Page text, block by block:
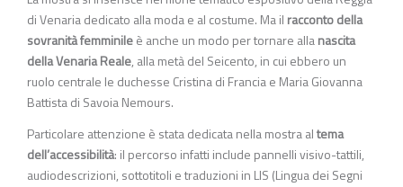
di Venaria dedicato alla moda e al costume. Ma il racconto della
sovranità femminileè anche un modo per tornare allanascita
della Venaria Reale, alla metà del Seicento, in cui ebbero un
ruolo centrale le duchesse Cristina di Francia e Maria Giovanna
Battista di Savoia Nemours.
Particolare attenzione è stata dedicata nella mostra altema
dell’accessibilità: il percorso infatti include pannelli visivo-tattili,
audiodescrizioni, sottotitoli e traduzioni in LIS (Lingua dei Segni